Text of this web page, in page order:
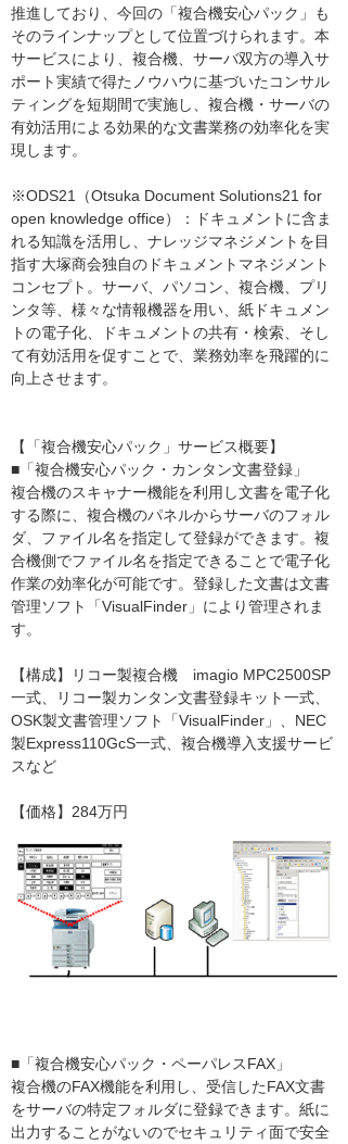
推進しており、今回の「複合機安心パック」も
そのラインナップとして位置づけられます。本
サービスにより、複合機、サーバ双方の導入サ
ポート実績で得たノウハウに基づいたコンサル
ティングを短期間で実施し、複合機・サーバの
有効活用による効果的な文書業務の効率化を実
現します。
※ODS21（Otsuka Document Solutions21 for
open knowledge office）：ドキュメントに含ま
れる知識を活用し、ナレッジマネジメントを目
指す大塚商会独自のドキュメントマネジメント
コンセプト。サーバ、パソコン、複合機、プリ
ンタ等、様々な情報機器を用い、紙ドキュメン
トの電子化、ドキュメントの共有・検索、そし
て有効活用を促すことで、業務効率を飛躍的に
向上させます。
【「複合機安心パック」サービス概要】
■「複合機安心パック・カンタン文書登録」
複合機のスキャナー機能を利用し文書を電子化
する際に、複合機のパネルからサーバのフォル
ダ、ファイル名を指定して登録ができます。複
合機側でファイル名を指定できることで電子化
作業の効率化が可能です。登録した文書は文書
管理ソフト「VisualFinder」により管理されま
す。
【構成】リコー製複合機 imagio MPC2500SP
一式、リコー製カンタン文書登録キット一式、
OSK製文書管理ソフト「VisualFinder」、NEC
製Express110GcS一式、複合機導入支援サービ
スなど
【価格】284万円
■「複合機安心パック・ペーパレスFAX」
複合機のFAX機能を利用し、受信したFAX文書
をサーバの特定フォルダに登録できます。紙に
出力することがないのでセキュリティ面で安全